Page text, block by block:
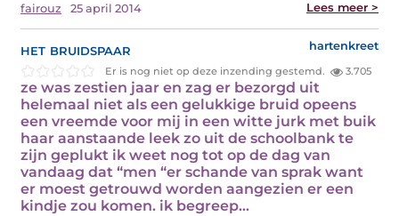
fairouz 25 april 2014 Lees meer >
het bruidspaar hartenkreet
Er is nog niet op deze inzending gestemd. 3.705
ze was zestien jaar en zag er bezorgd uit
helemaal niet als een gelukkige bruid opeens
een vreemde voor mij in een witte jurk met buik
haar aanstaande leek zo uit de schoolbank te
zijn geplukt ik weet nog tot op de dag van
vandaag dat “men “er schande van sprak want
er moest getrouwd worden aangezien er een
kindje zou komen. ik begreep…